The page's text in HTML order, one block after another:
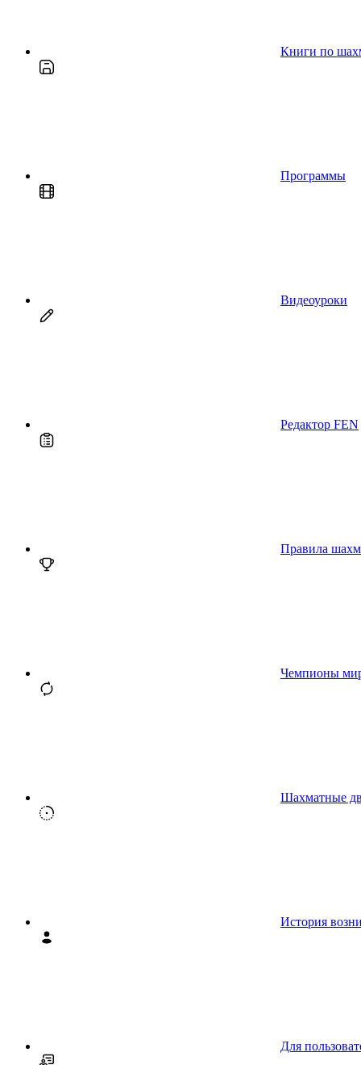
Книги по
Программы
Видеоуроки
Редактор FEN
Правила
Чемпионы
Шахматные
История
Для